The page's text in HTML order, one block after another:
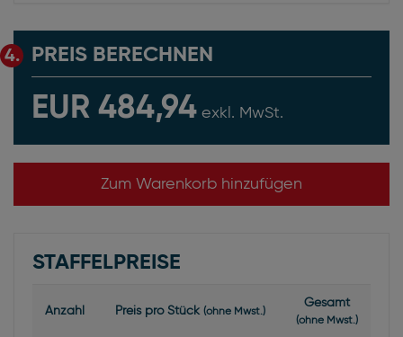
4. PREIS BERECHNEN
EUR 484,94 exkl. MwSt.
Zum Warenkorb hinzufügen
STAFFELPREISE
Anzahl Preis pro Stück (ohne Mwst.)
Gesamt
(ohne Mwst.)